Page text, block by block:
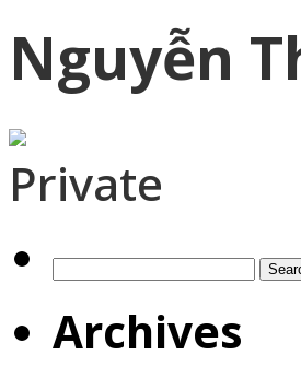
Nguyễn
Private
Search
Archives